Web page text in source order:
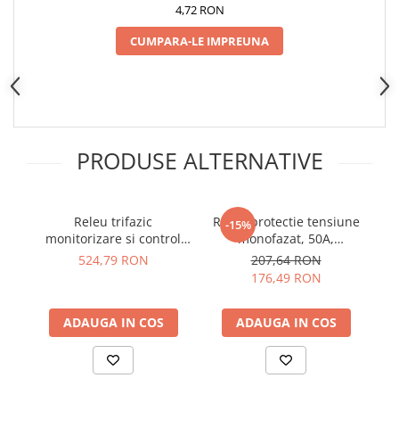
Module Electronice
Componente Electronice
Acumulatori si Baterii
Distributie Comutatie si Protectie
Sigurante Fuzibile
Sigurante Diferentiale RCBO
Protectii diferentiale RCCB
4,72 RON
CUMPARA-LE IMPREUNA
PRODUSE ALTERNATIVE
Releu trifazic
monitorizare si control
HRN-100 ETI 002470303
524,79 RON
ADAUGA IN COS
-15%
Releu protectie tensiune
monofazat, 50A,
TrueRMS, ZUBR D50t
207,64 RON
176,49 RON
ADAUGA IN COS